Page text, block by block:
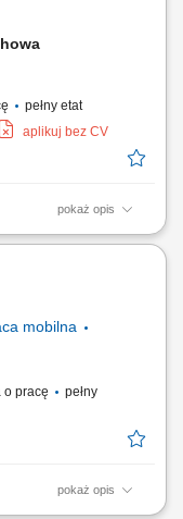
klientów, współpraca
pełny etat
aplikuj bez CV
pokaż opis
żywności na
klientami oraz
ofert,
warunków
mobilna
o pracę
pełny
pokaż opis
i